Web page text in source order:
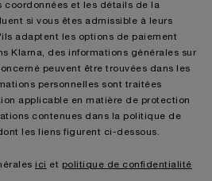
coordonnées et les détails de la
si vous êtes admissible à leurs
adaptent les options de paiement
Klarna, des informations générales sur
peuvent être trouvées dans les
personnelles sont traitées
applicable en matière de protection
contenues dans la politique de
les liens figurent ci-dessous.
ici et politique de confidentialité